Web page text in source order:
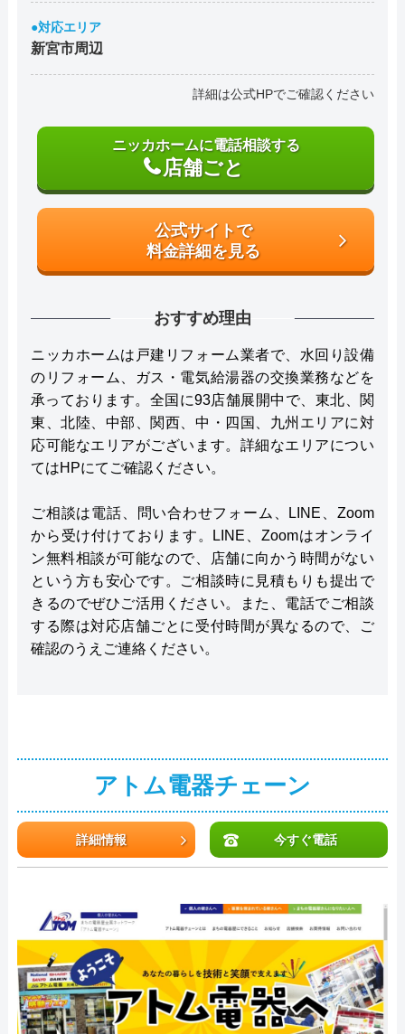
●対応エリア
新宮市周辺
詳細は公式HPでご確認ください
ニッカホームに電話相談する
店舗ごと
公式サイトで
料金詳細を見る
おすすめ理由
ニッカホームは戸建リフォーム業者で、水回り設備
のリフォーム、ガス・電気給湯器の交換業務などを
承っております。全国に93店舗展開中で、東北、関
東、北陸、中部、関西、中・四国、九州エリアに対
応可能なエリアがございます。詳細なエリアについ
てはHPにてご確認ください。
ご相談は電話、問い合わせフォーム、LINE、Zoom
から受け付けております。LINE、Zoomはオンライ
ン無料相談が可能なので、店舗に向かう時間がない
という方も安心です。ご相談時に見積もりも提出で
きるのでぜひご活用ください。また、電話でご相談
する際は対応店舗ごとに受付時間が異なるので、ご
確認のうえご連絡ください。
アトム電器チェーン
詳細情報 今すぐ電話